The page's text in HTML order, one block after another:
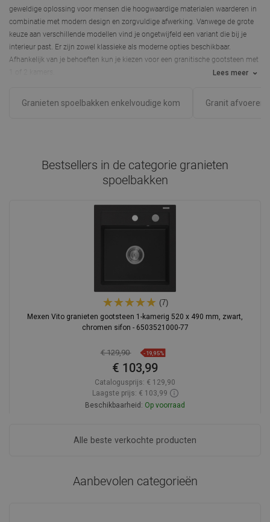
geweldige oplossing voor mensen die hoogwaardige materialen waarderen in
combinatie met modern design en zorgvuldige afwerking. Vanwege de grote
keuze aan verschillende modellen vind je ongetwijfeld een variant die bij je
interieur past. Er zijn zowel klassieke als moderne opties beschikbaar.
Afhankelijk van je behoeften kun je kiezen voor een granitische gootsteen met
Lees meer
Granieten spoelbakken enkelvoudige kom Granit afvoeren
Bestsellers in de categorie granieten
spoelbakken
(7)
Mexen Vito granieten gootsteen 1-kamerig 520 x 490 mm, zwart,
chromen sifon - 6503521000-77
€ 129,90 -19,95%
€ 103,99
Catalogusprijs: € 129,90
Laagste prijs: € 103,99
Beschikbaarheid: Op voorraad
Alle beste verkochte producten
Aanbevolen categorieën